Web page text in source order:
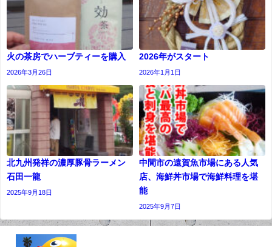
火の茶房でハーブティーを購入
2026年3月26日
2026年がスタート
2026年1月1日
北九州発祥の濃厚豚骨ラーメン
石田一龍
2025年9月18日
中間市の遠賀魚市場にある人気
店、海鮮丼市場で海鮮料理を堪
能
2025年9月7日